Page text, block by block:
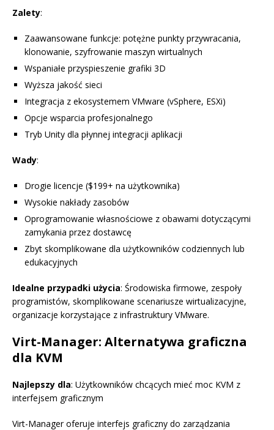
Zalety:
Zaawansowane funkcje: potężne punkty przywracania,
klonowanie, szyfrowanie maszyn wirtualnych
Wspaniałe przyspieszenie grafiki 3D
Wyższa jakość sieci
Integracja z ekosystemem VMware (vSphere, ESXi)
Opcje wsparcia profesjonalnego
Tryb Unity dla płynnej integracji aplikacji
Wady:
Drogie licencje ($199+ na użytkownika)
Wysokie nakłady zasobów
Oprogramowanie własnościowe z obawami dotyczącymi
zamykania przez dostawcę
Zbyt skomplikowane dla użytkowników codziennych lub
edukacyjnych
Idealne przypadki użycia: Środowiska firmowe, zespoły
programistów, skomplikowane scenariusze wirtualizacyjne,
organizacje korzystające z infrastruktury VMware.
Virt-Manager: Alternatywa graficzna
dla KVM
Najlepszy dla: Użytkowników chcących mieć moc KVM z
interfejsem graficznym
Virt-Manager oferuje interfejs graficzny do zarządzania